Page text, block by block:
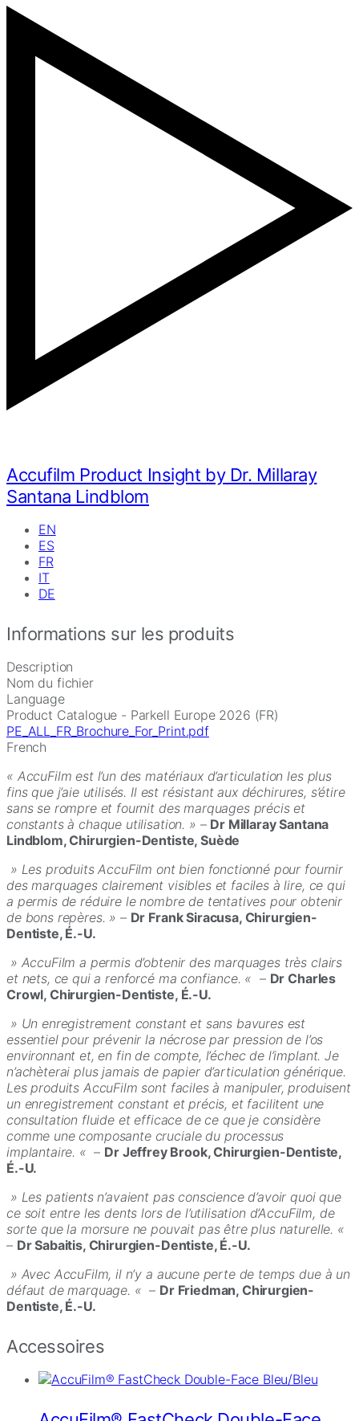
Accufilm Product Insight by Dr. Millaray
Santana Lindblom
EN
ES
FR
IT
DE
Informations sur les produits
Description
Nom du fichier
Language
Product Catalogue - Parkell Europe 2026 (FR)
PE_ALL_FR_Brochure_For_Print.pdf
French
« AccuFilm est l’un des matériaux d’articulation les plus
fins que j’aie utilisés. Il est résistant aux déchirures, s’étire
sans se rompre et fournit des marquages précis et
constants à chaque utilisation. » – Dr Millaray Santana
Lindblom, Chirurgien-Dentiste, Suède
» Les produits AccuFilm ont bien fonctionné pour fournir
des marquages clairement visibles et faciles à lire, ce qui
a permis de réduire le nombre de tentatives pour obtenir
de bons repères. » – Dr Frank Siracusa, Chirurgien-
Dentiste, É.-U.
» AccuFilm a permis d’obtenir des marquages très clairs
et nets, ce qui a renforcé ma confiance. « – Dr Charles
Crowl, Chirurgien-Dentiste, É.-U.
» Un enregistrement constant et sans bavures est
essentiel pour prévenir la nécrose par pression de l’os
environnant et, en fin de compte, l’échec de l’implant. Je
n’achèterai plus jamais de papier d’articulation générique.
Les produits AccuFilm sont faciles à manipuler, produisent
un enregistrement constant et précis, et facilitent une
consultation fluide et efficace de ce que je considère
comme une composante cruciale du processus
implantaire. « – Dr Jeffrey Brook, Chirurgien-Dentiste,
É.-U.
» Les patients n’avaient pas conscience d’avoir quoi que
ce soit entre les dents lors de l’utilisation d’AccuFilm, de
sorte que la morsure ne pouvait pas être plus naturelle. «
– Dr Sabaitis, Chirurgien-Dentiste, É.-U.
» Avec AccuFilm, il n’y a aucune perte de temps due à un
défaut de marquage. « – Dr Friedman, Chirurgien-
Dentiste, É.-U.
Accessoires